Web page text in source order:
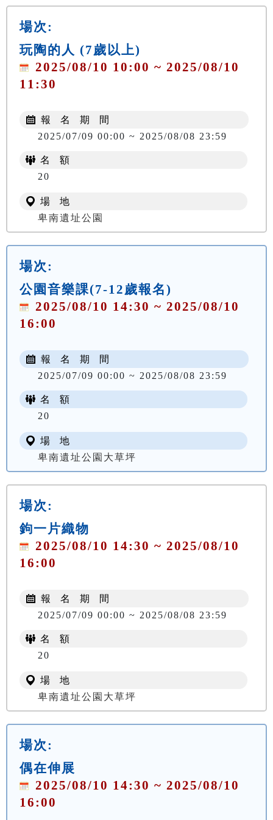
場次:
玩陶的人 (7歲以上)
2025/08/10 10:00 ~ 2025/08/10
11:30
報 名 期 間
2025/07/09 00:00 ~ 2025/08/08 23:59
名 額
20
場 地
卑南遺址公園
場次:
公園音樂課(7-12歲報名)
2025/08/10 14:30 ~ 2025/08/10
16:00
報 名 期 間
2025/07/09 00:00 ~ 2025/08/08 23:59
名 額
20
場 地
卑南遺址公園大草坪
場次:
鉤一片織物
2025/08/10 14:30 ~ 2025/08/10
16:00
報 名 期 間
2025/07/09 00:00 ~ 2025/08/08 23:59
名 額
20
場 地
卑南遺址公園大草坪
場次:
偶在伸展
2025/08/10 14:30 ~ 2025/08/10
16:00